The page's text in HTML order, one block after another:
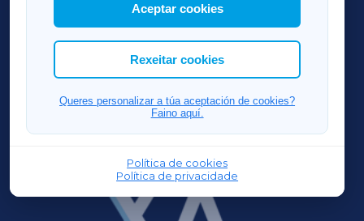
Así mesmo, podes personalizar a elección das
cookies que desexas permitir.
Aceptar cookies
Rexeitar cookies
Queres personalizar a túa aceptación de cookies?
Faino aquí.
Política de cookies
Política de privacidade
RIBEIRASACRAXA
ACORUÑAXA
FERROLXA
OURENSEXA